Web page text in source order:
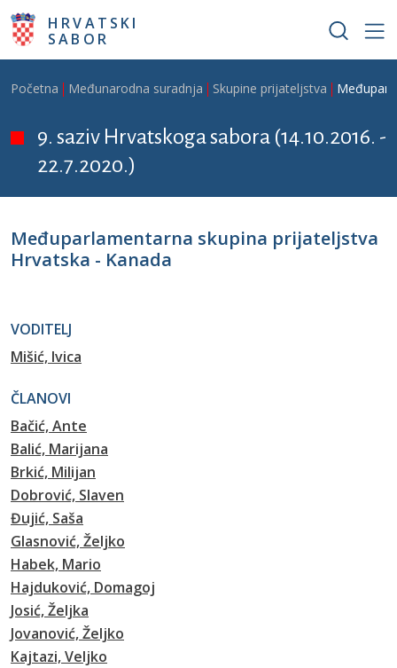
Skoči na glavni sadržaj
HRVATSKI
SABOR
Breadcrumb
Početna Međunarodna suradnja Skupine prijateljstva
9. saziv Hrvatskoga sabora (14.10.2016. -
22.7.2020.)
Međuparlamentarna skupina prijateljstva
Hrvatska - Kanada
VODITELJ
Mišić, Ivica
ČLANOVI
Bačić, Ante
Balić, Marijana
Brkić, Milijan
Dobrović, Slaven
Đujić, Saša
Glasnović, Željko
Habek, Mario
Hajduković, Domagoj
Josić, Željka
Jovanović, Željko
Kajtazi, Veljko